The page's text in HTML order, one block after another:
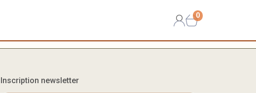
0
Inscription newsletter